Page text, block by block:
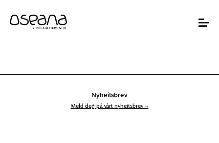
innhold
navigasjon
Toggle
Nyheitsbrev
Meld deg på vårt nyheitsbrev →